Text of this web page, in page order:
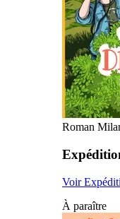
Roman
Voir
À paraître